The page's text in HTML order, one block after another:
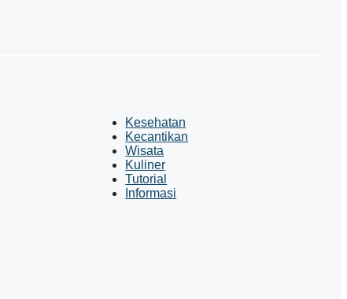
Kesehatan
Kecantikan
Wisata
Kuliner
Tutorial
Informasi